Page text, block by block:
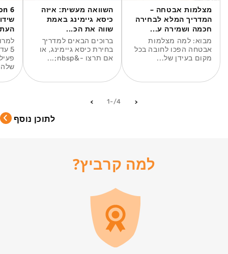
מצלמות אבטחה –
המדריך המלא לבחירה
חכמה ושמירה ע...
מבוא: למה מצלמות
אבטחה הפכו לחובה בכל
מקום בעידן של...
השוואה מעשית: איזה
כיסא גיימינג באמת
שווה את הכ...
ברוכים הבאים למדריך
בחירת כיסא גיימינג, או
אם תרצו -&nbsp;...
5
-1 /מתוך 4
לתוכן נוסף
למה קרביץ?